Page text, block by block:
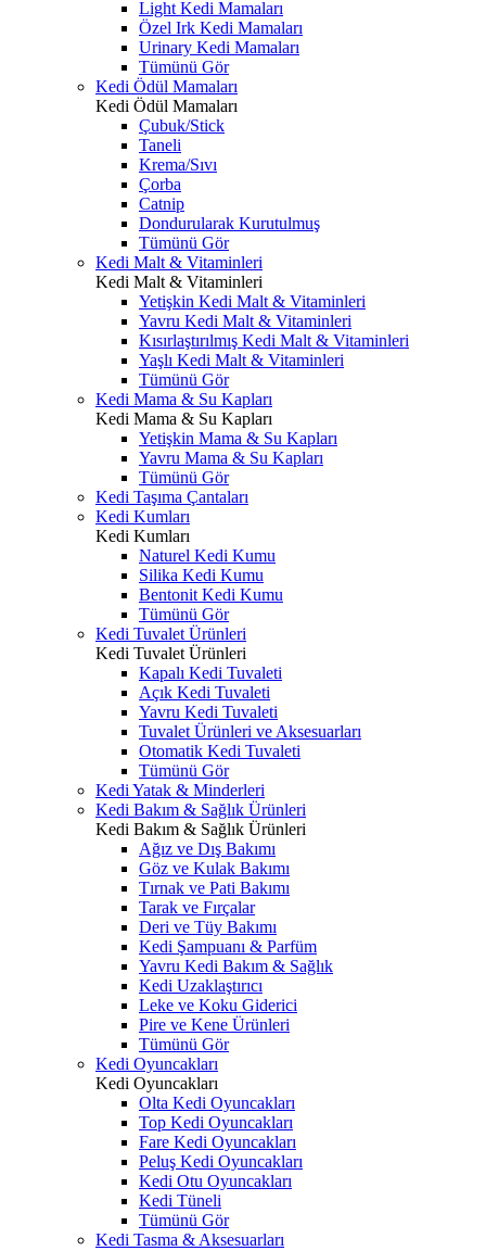
Light Kedi Mamaları
Özel Irk Kedi Mamaları
Urinary Kedi Mamaları
Tümünü Gör
Kedi Ödül Mamaları
Kedi Ödül Mamaları
Çubuk/Stick
Taneli
Krema/Sıvı
Çorba
Catnip
Dondurularak Kurutulmuş
Tümünü Gör
Kedi Malt & Vitaminleri
Kedi Malt & Vitaminleri
Yetişkin Kedi Malt & Vitaminleri
Yavru Kedi Malt & Vitaminleri
Kısırlaştırılmış Kedi Malt & Vitaminleri
Yaşlı Kedi Malt & Vitaminleri
Tümünü Gör
Kedi Mama & Su Kapları
Kedi Mama & Su Kapları
Yetişkin Mama & Su Kapları
Yavru Mama & Su Kapları
Tümünü Gör
Kedi Taşıma Çantaları
Kedi Kumları
Kedi Kumları
Naturel Kedi Kumu
Silika Kedi Kumu
Bentonit Kedi Kumu
Tümünü Gör
Kedi Tuvalet Ürünleri
Kedi Tuvalet Ürünleri
Kapalı Kedi Tuvaleti
Açık Kedi Tuvaleti
Yavru Kedi Tuvaleti
Tuvalet Ürünleri ve Aksesuarları
Otomatik Kedi Tuvaleti
Tümünü Gör
Kedi Yatak & Minderleri
Kedi Bakım & Sağlık Ürünleri
Kedi Bakım & Sağlık Ürünleri
Ağız ve Dış Bakımı
Göz ve Kulak Bakımı
Tırnak ve Pati Bakımı
Tarak ve Fırçalar
Deri ve Tüy Bakımı
Kedi Şampuanı & Parfüm
Yavru Kedi Bakım & Sağlık
Kedi Uzaklaştırıcı
Leke ve Koku Giderici
Pire ve Kene Ürünleri
Tümünü Gör
Kedi Oyuncakları
Kedi Oyuncakları
Olta Kedi Oyuncakları
Top Kedi Oyuncakları
Fare Kedi Oyuncakları
Peluş Kedi Oyuncakları
Kedi Otu Oyuncakları
Kedi Tüneli
Tümünü Gör
Kedi Tasma & Aksesuarları